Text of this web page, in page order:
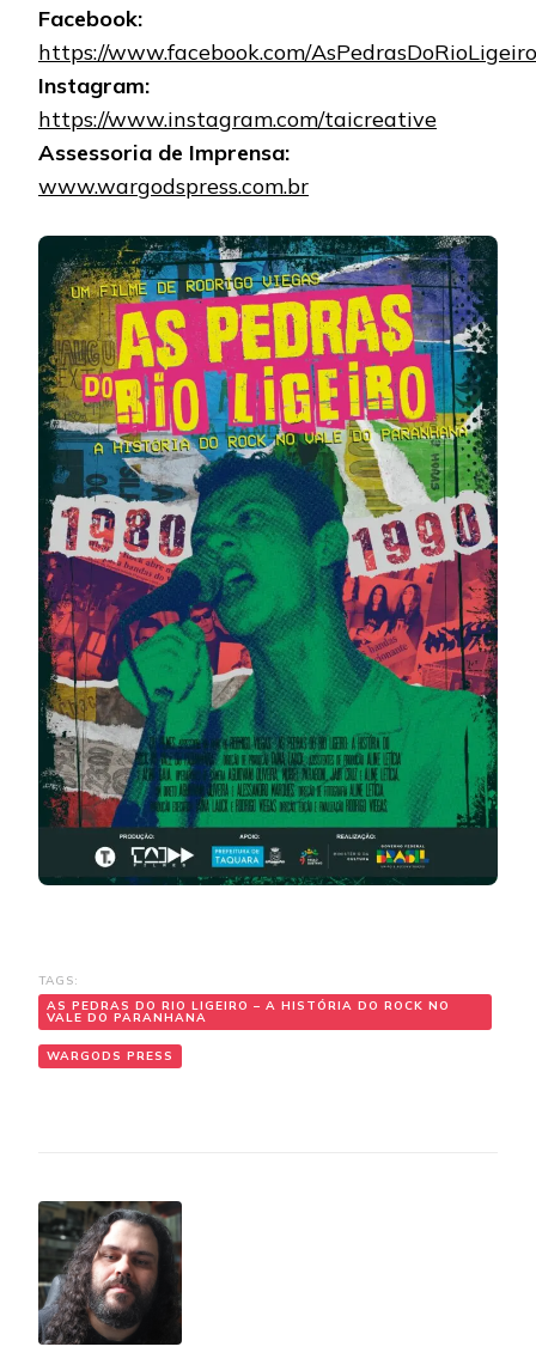
Facebook:
https://www.facebook.com/AsPedrasDoRioLigeiro
Instagram:
https://www.instagram.com/taicreative
Assessoria de Imprensa:
www.wargodspress.com.br
TAGS:
AS PEDRAS DO RIO LIGEIRO – A HISTÓRIA DO ROCK NO
VALE DO PARANHANA
WARGODS PRESS